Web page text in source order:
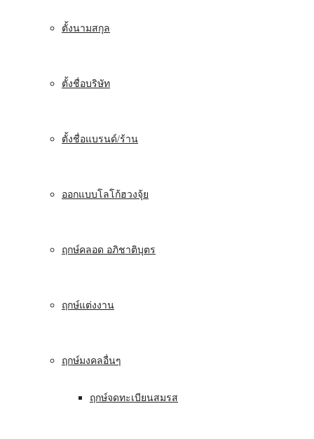
ตั้งนามสกุล
ตั้งชื่อบริษัท
ตั้งชื่อแบรนด์/ร้าน
ออกแบบโลโก้ฮวงจุ้ย
ฤกษ์คลอด อภิชาติบุตร
ฤกษ์แต่งงาน
ฤกษ์มงคลอื่นๆ
ฤกษ์จดทะเบียนสมรส